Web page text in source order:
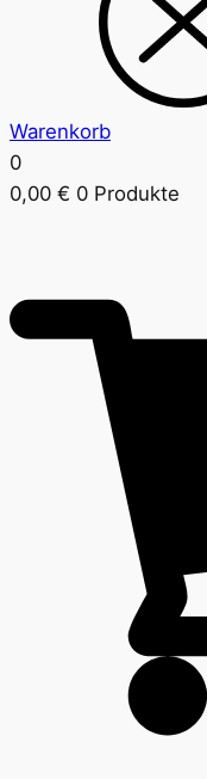
Warenkorb
0
0,00 € 0 Produkte